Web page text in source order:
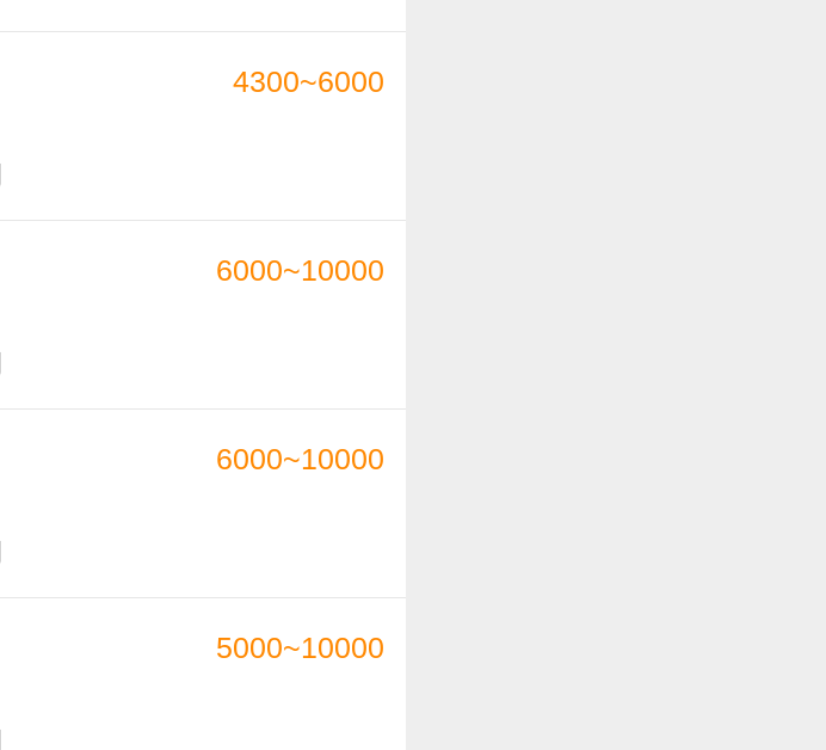
4300~6000
6000~10000
6000~10000
5000~10000